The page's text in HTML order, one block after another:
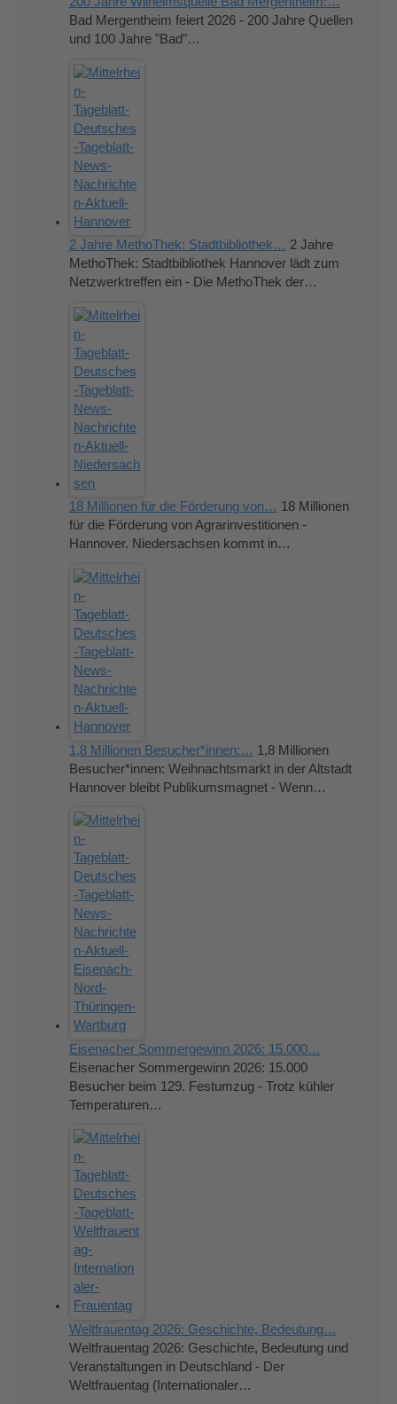
Bad Mergentheim feiert 2026 - 200 Jahre Quellen
und 100 Jahre "Bad"…
2 Jahre MethoThek: Stadtbibliothek… 2 Jahre
MethoThek: Stadtbibliothek Hannover lädt zum
Netzwerktreffen ein - Die MethoThek der…
18 Millionen für die Förderung von… 18 Millionen
für die Förderung von Agrarinvestitionen -
Hannover. Niedersachsen kommt in…
1,8 Millionen Besucher*innen:… 1,8 Millionen
Besucher*innen: Weihnachtsmarkt in der Altstadt
Hannover bleibt Publikumsmagnet - Wenn…
Eisenacher Sommergewinn 2026: 15.000…
Eisenacher Sommergewinn 2026: 15.000
Besucher beim 129. Festumzug - Trotz kühler
Temperaturen…
Weltfrauentag 2026: Geschichte, Bedeutung…
Weltfrauentag 2026: Geschichte, Bedeutung und
Veranstaltungen in Deutschland - Der
Weltfrauentag (Internationaler…